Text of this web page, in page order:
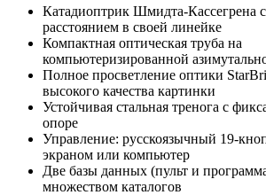
Катадиоптрик Шмидта-
расстоянием в своей линейке
Компактная оптическая труба на
компьютеризированной
Полное просветление оптики
высокого качества картинки
Устойчивая стальная тренога с
опоре
Управление: русскоязычный 19-
экраном или компьютер
Две базы данных (пульт и
множеством каталогов